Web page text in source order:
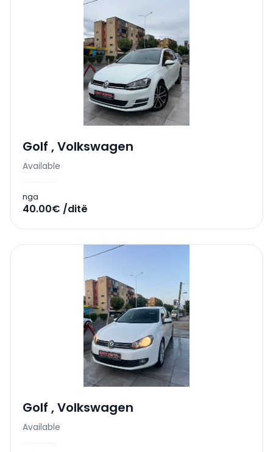
Golf ,Volkswagen
Available
nga
40.00€ /ditë
Golf ,Volkswagen
Available